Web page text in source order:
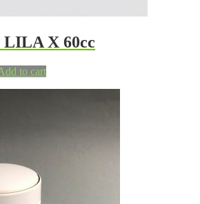
LILA X 60cc
to cart